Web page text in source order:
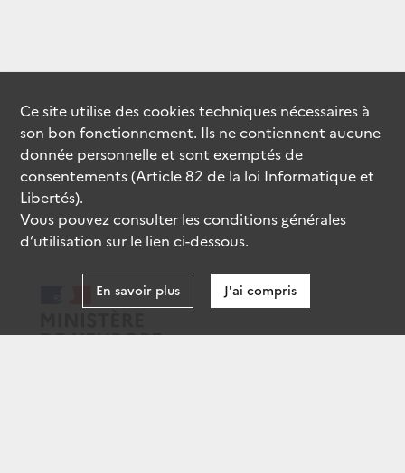
Ce site utilise descookiestechniques nécessaires à
son bon fonctionnement. Ils ne contiennent aucune
donnée personnelle et sont exemptés de
consentements (Article 82 de la loi Informatique et
Libertés).
Vous pouvez consulter les conditions générales
d’utilisation sur le lien ci-dessous.
En savoir plus J'ai compris